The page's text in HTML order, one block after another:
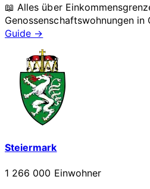
📖 Alles über
Genossenschaftswohnungen in
Guide →
Steiermark
1 266 000 Einwohner